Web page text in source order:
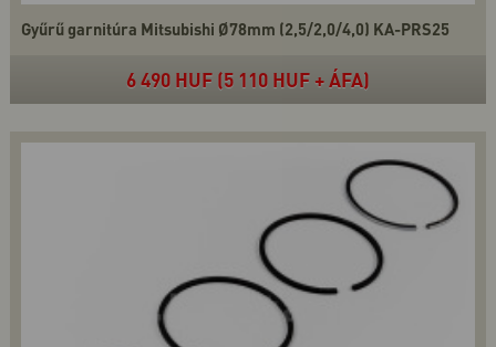
Gyűrű garnitúra Mitsubishi Ø78mm (2,5/2,0/4,0) KA-PRS25
6 490 HUF (5 110 HUF + ÁFA)